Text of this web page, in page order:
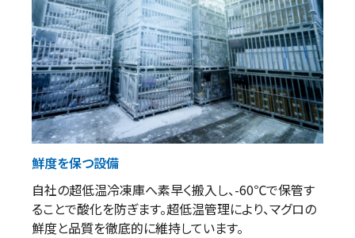
鮮度を保つ設備
自社の超低温冷凍庫へ素早く搬入し、-60℃で保管す
ることで酸化を防ぎます。超低温管理により、マグロの
鮮度と品質を徹底的に維持しています。